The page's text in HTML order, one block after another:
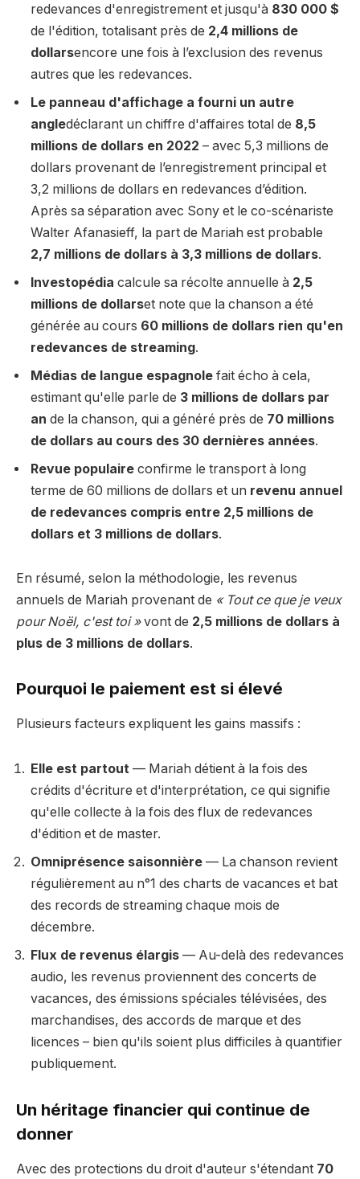
redevances d'enregistrement et jusqu'à 830 000 $
de l'édition, totalisant près de 2,4 millions de
dollarsencore une fois à l’exclusion des revenus
autres que les redevances.
Le panneau d'affichage a fourni un autre
angledéclarant un chiffre d'affaires total de 8,5
millions de dollars en 2022 – avec 5,3 millions de
dollars provenant de l’enregistrement principal et
3,2 millions de dollars en redevances d’édition.
Après sa séparation avec Sony et le co-scénariste
Walter Afanasieff, la part de Mariah est probable
2,7 millions de dollars à 3,3 millions de dollars.
Investopédia calcule sa récolte annuelle à 2,5
millions de dollarset note que la chanson a été
générée au cours 60 millions de dollars rien qu'en
redevances de streaming.
Médias de langue espagnole fait écho à cela,
estimant qu'elle parle de 3 millions de dollars par
an de la chanson, qui a généré près de 70 millions
de dollars au cours des 30 dernières années.
Revue populaire confirme le transport à long
terme de 60 millions de dollars et un revenu annuel
de redevances compris entre 2,5 millions de
dollars et 3 millions de dollars.
En résumé, selon la méthodologie, les revenus
annuels de Mariah provenant de « Tout ce que je veux
pour Noël, c'est toi »vont de 2,5 millions de dollars à
plus de 3 millions de dollars.
Pourquoi le paiement est si élevé
Plusieurs facteurs expliquent les gains massifs :
Elle est partout — Mariah détient à la fois des
crédits d'écriture et d'interprétation, ce qui signifie
qu'elle collecte à la fois des flux de redevances
d'édition et de master.
Omniprésence saisonnière — La chanson revient
régulièrement au n°1 des charts de vacances et bat
des records de streaming chaque mois de
décembre.
Flux de revenus élargis — Au-delà des redevances
audio, les revenus proviennent des concerts de
vacances, des émissions spéciales télévisées, des
marchandises, des accords de marque et des
licences – bien qu'ils soient plus difficiles à quantifier
publiquement.
Un héritage financier qui continue de
donner
Avec des protections du droit d'auteur s'étendant 70